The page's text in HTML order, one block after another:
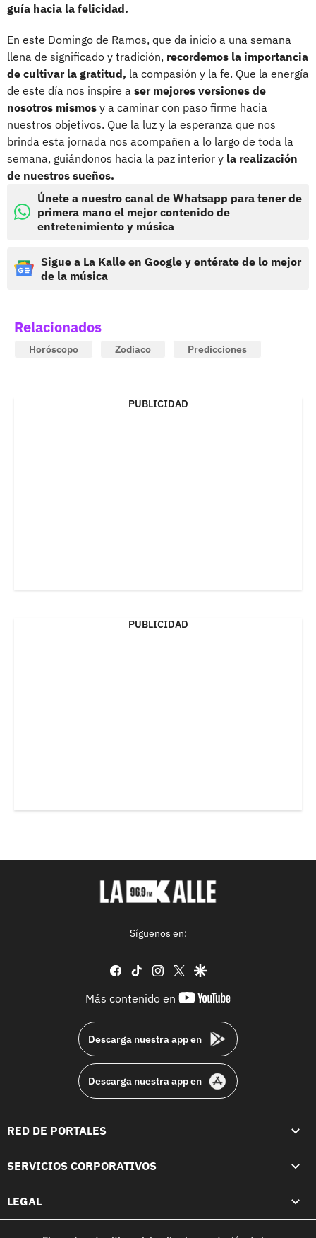
guía hacia la felicidad.
En este Domingo de Ramos, que da inicio a una semana
llena de significado y tradición, recordemos la importancia
de cultivar la gratitud, la compasión y la fe. Que la energía
de este día nos inspire a ser mejores versiones de
nosotros mismos y a caminar con paso firme hacia
nuestros objetivos. Que la luz y la esperanza que nos
brinda esta jornada nos acompañen a lo largo de toda la
semana, guiándonos hacia la paz interior y la realización
de nuestros sueños.
Únete a nuestro canal de Whatsapp para tener de
primera mano el mejor contenido de
entretenimiento y música
Sigue a La Kalle en Google y entérate de lo mejor
de la música
Relacionados
Horóscopo Zodiaco Predicciones
PUBLICIDAD
PUBLICIDAD
Síguenos en:
facebook
tiktok instagram
twittergoogle
Más contenido en
youtube-
Descarga nuestra app en
Descarga nuestra app en
RED DE PORTALES
SERVICIOS CORPORATIVOS
LEGAL